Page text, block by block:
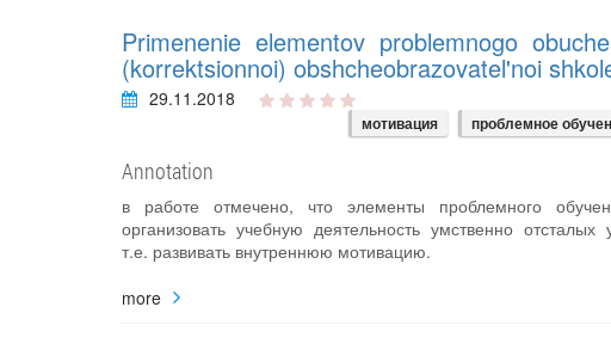
Primenenie elementov problemnogo
(korrektsionnoi) obshcheobrazovatel'noi
29.11.2018
мотивация проблемное
Annotation
в работе отмечено, что элементы проблемного
организовать учебную деятельность умственно
т.е. развивать внутреннюю мотивацию.
more